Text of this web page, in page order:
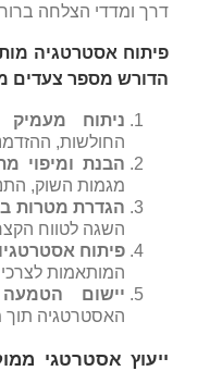
דרך ומדדי הצלחה
פיתוח אסטרטגיה
הדורש מספר צעדים
ניתוח
החולשות,
הבנת ומיפוי
מגמות השוק,
הגדרת מטרות
השגה לטווח
פיתוח
המותאמות
יישום
האסטרטגיה תוך
ייעוץ אסטרטגי